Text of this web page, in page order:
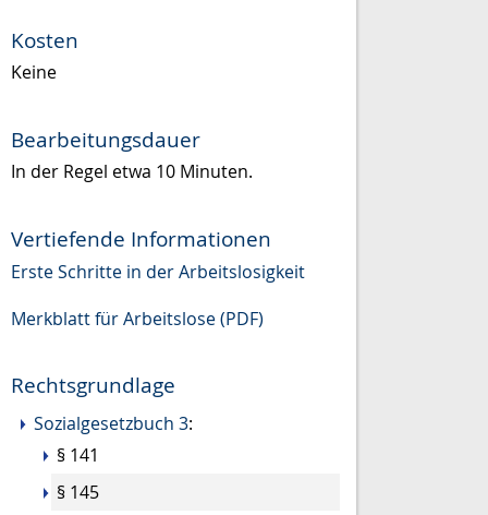
Kosten
Keine
Bearbeitungsdauer
In der Regel etwa 10 Minuten.
Vertiefende Informationen
Erste Schritte in der Arbeitslosigkeit
Merkblatt für Arbeitslose (PDF)
Rechtsgrundlage
Sozialgesetzbuch 3:
§ 141
§ 145